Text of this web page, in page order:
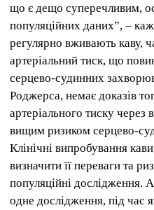
що є дещо суперечливим,
популяційних даних”, –
регулярно вживають каву,
артеріальний тиск, що
серцево-судинних
Роджерса, немає доказів
артеріального тиску через
вищим ризиком серцево-
Клінічні випробування
визначити її переваги та
популяційні дослідження.
одне дослідження, під час